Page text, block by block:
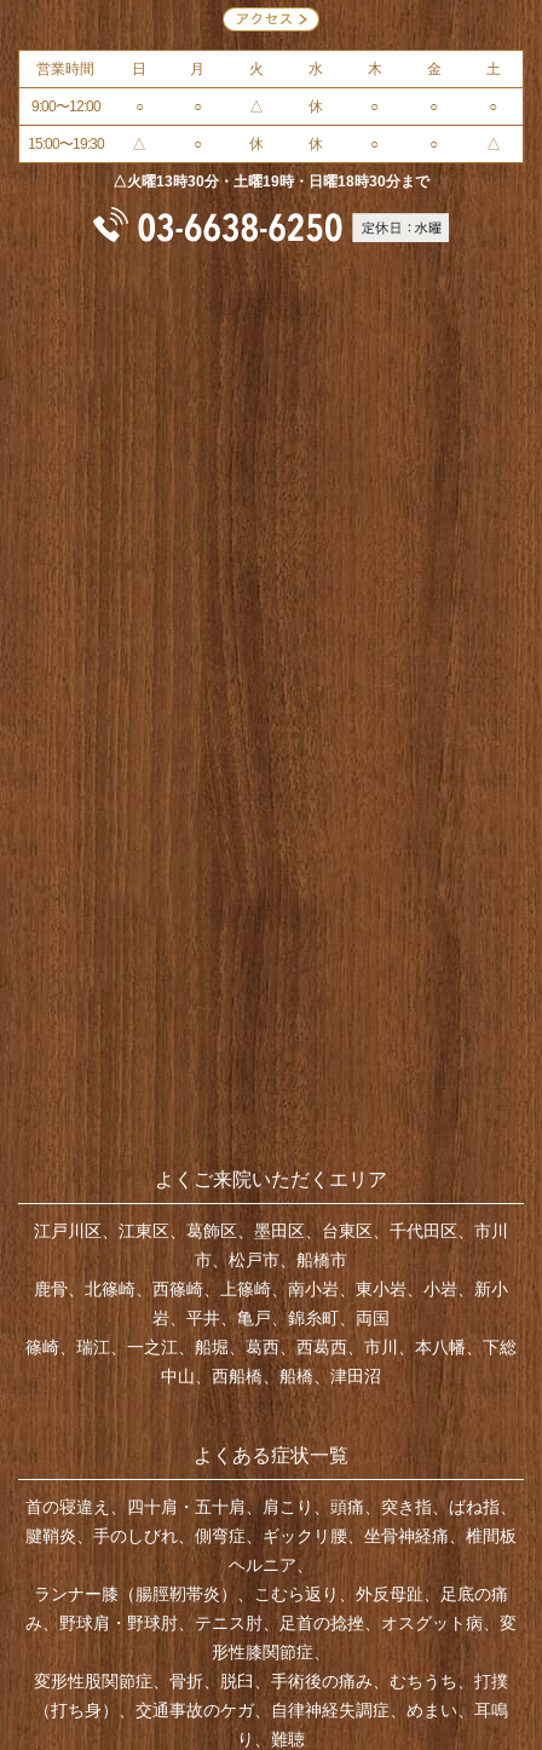
営業時間 日 月 火 水 木 金 土
9:00〜12:00 ○ ○ △ 休 ○ ○ ○
15:00〜19:30 △ ○ 休 休 ○ ○ △
△火曜13時30分・土曜19時・日曜18時30分まで
よくご来院いただくエリア
江戸川区、江東区、葛飾区、墨田区、台東区、千代田区、市川
市、松戸市、船橋市
鹿骨、北篠崎、西篠崎、上篠崎、南小岩、東小岩、小岩、新小
岩、平井、亀戸、錦糸町、両国
篠崎、瑞江、一之江、船堀、葛西、西葛西、市川、本八幡、下総
中山、西船橋、船橋、津田沼
よくある症状一覧
首の寝違え、四十肩・五十肩、肩こり、頭痛、突き指、ばね指、
腱鞘炎、手のしびれ、側弯症、ギックリ腰、坐骨神経痛、椎間板
ヘルニア、
ランナー膝（腸脛靭帯炎）、こむら返り、外反母趾、足底の痛
み、野球肩・野球肘、テニス肘、足首の捻挫、オスグット病、変
形性膝関節症、
変形性股関節症、骨折、脱臼、手術後の痛み、むちうち、打撲
（打ち身）、交通事故のケガ、自律神経失調症、めまい、耳鳴
り、難聴